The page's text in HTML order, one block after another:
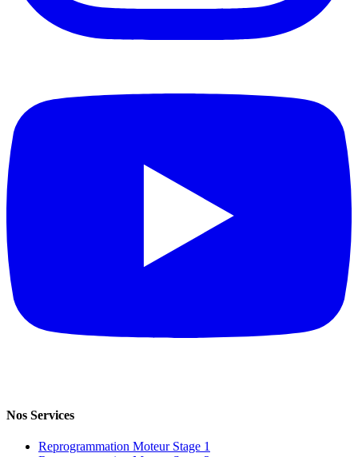
Nos Services
Reprogrammation Moteur Stage 1